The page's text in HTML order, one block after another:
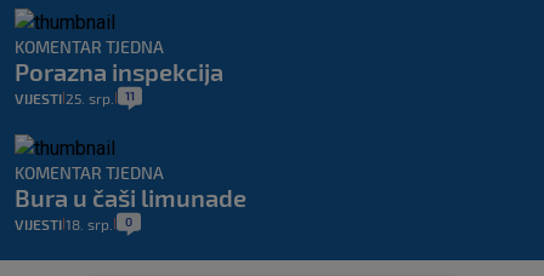
KOMENTAR TJEDNA
Porazna inspekcija
VIJESTI 25. srp. 11
KOMENTAR TJEDNA
Bura u čaši limunade
VIJESTI 18. srp. 0